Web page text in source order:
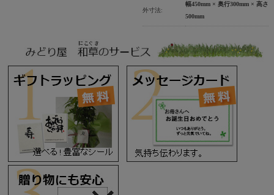
外寸法:
幅450mm × 奥行300mm × 高さ
500mm